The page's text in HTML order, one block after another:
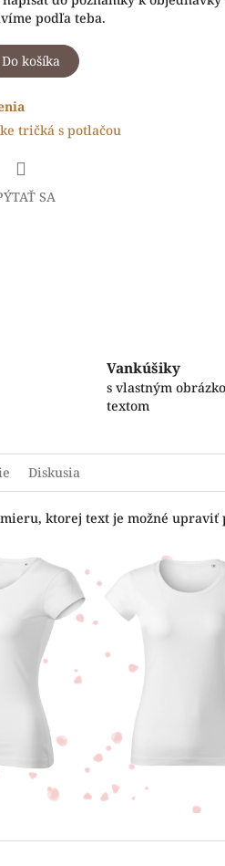
podľa teba.
Do košíka
tričká s potlačou
SA
Vankúšiky
s vlastným
textom
Diskusia
ktorej text je možné upraviť